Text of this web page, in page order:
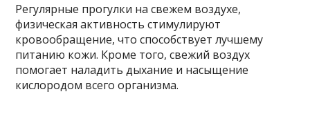
Регулярные прогулки на свежем воздухе,
физическая активность стимулируют
кровообращение, что способствует лучшему
питанию кожи. Кроме того, свежий воздух
помогает наладить дыхание и насыщение
кислородом всего организма.